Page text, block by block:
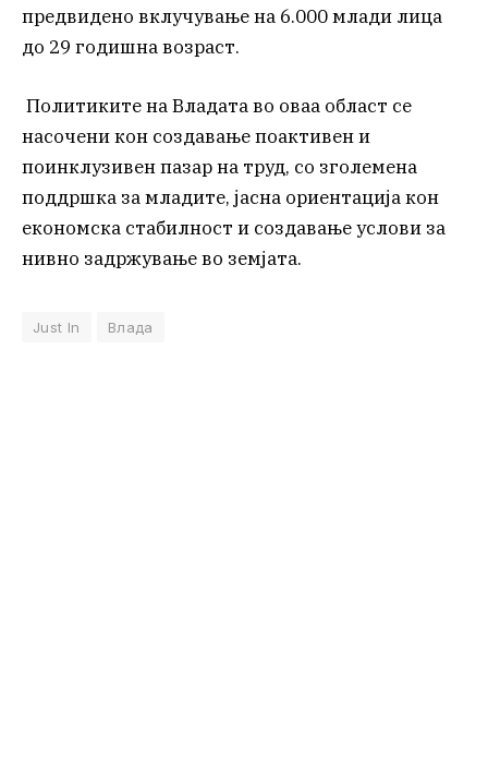
предвидено вклучување на 6.000 млади лица
до 29 годишна возраст.
Политиките на Владата во оваа област се
насочени кон создавање поактивен и
поинклузивен пазар на труд, со зголемена
поддршка за младите, јасна ориентација кон
економска стабилност и создавање услови за
нивно задржување во земјата.
Just In Влада